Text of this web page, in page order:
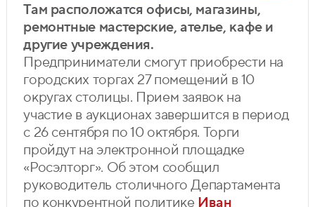
Там расположатся офисы, магазины,
ремонтные мастерские, ателье, кафе и
другие учреждения.
Предприниматели смогут приобрести на
городских торгах 27 помещений в 10
округах столицы. Прием заявок на
участие в аукционах завершится в период
с 26 сентября по 10 октября. Торги
пройдут на электронной площадке
«Росэлторг». Об этом сообщил
руководитель столичного Департамента
по конкурентной политике Иван